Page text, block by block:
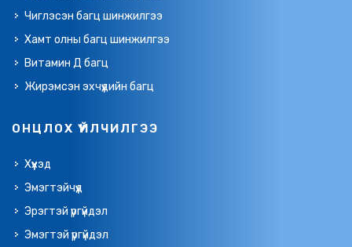
Чиглэсэн багц шинжилгээ
Хамт олны багц шинжилгээ
Витамин Д багц
Жирэмсэн эхчүүдийн багц
ОНЦЛОХ ҮЙЛЧИЛГЭЭ
Хүүхэд
Эмэгтэйчүүд
Эрэгтэй үргүйдэл
Эмэгтэй үргүйдэл